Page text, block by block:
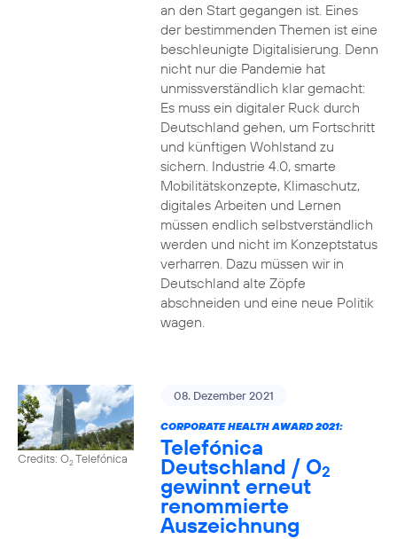
an den Start gegangen ist. Eines
der bestimmenden Themen ist eine
beschleunigte Digitalisierung. Denn
nicht nur die Pandemie hat
unmissverständlich klar gemacht:
Es muss ein digitaler Ruck durch
Deutschland gehen, um Fortschritt
und künftigen Wohlstand zu
sichern. Industrie 4.0, smarte
Mobilitätskonzepte, Klimaschutz,
digitales Arbeiten und Lernen
müssen endlich selbstverständlich
werden und nicht im Konzeptstatus
verharren. Dazu müssen wir in
Deutschland alte Zöpfe
abschneiden und eine neue Politik
wagen.
Credits: O2Telefónica
08. Dezember 2021
CORPORATE HEALTH AWARD 2021:
Telefónica
Deutschland / O2
gewinnt erneut
renommierte
Auszeichnung